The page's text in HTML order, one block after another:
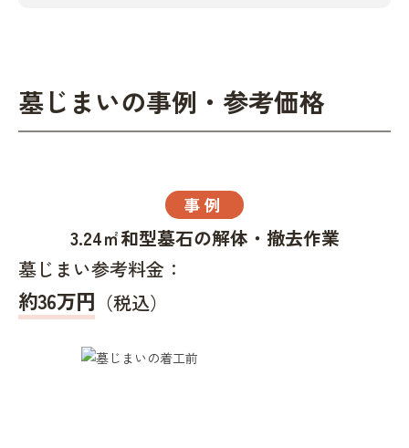
墓じまいの事例・参考価格
事例
3.24㎡和型墓石の解体・撤去作業
墓じまい参考料金：
約36万円 （税込）